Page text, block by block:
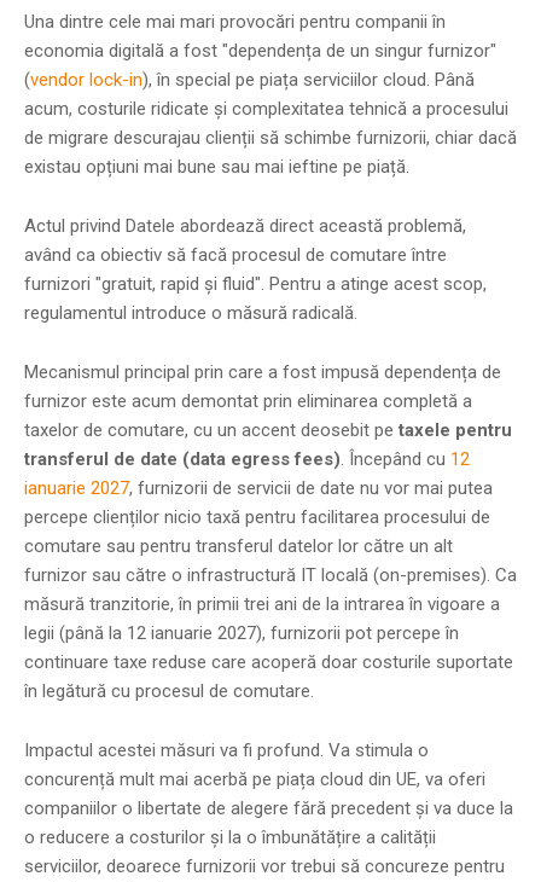
Una dintre cele mai mari provocări pentru companii în
economia digitală a fost "dependența de un singur furnizor"
(vendor lock-in), în special pe piața serviciilor cloud. Până
acum, costurile ridicate și complexitatea tehnică a procesului
de migrare descurajau clienții să schimbe furnizorii, chiar dacă
existau opțiuni mai bune sau mai ieftine pe piață.
Actul privind Datele abordează direct această problemă,
având ca obiectiv să facă procesul de comutare între
furnizori "gratuit, rapid și fluid". Pentru a atinge acest scop,
regulamentul introduce o măsură radicală.
Mecanismul principal prin care a fost impusă dependența de
furnizor este acum demontat prin eliminarea completă a
taxelor de comutare, cu un accent deosebit pe taxele pentru
transferul de date (data egress fees) . Începând cu 12
ianuarie 2027, furnizorii de servicii de date nu vor mai putea
percepe clienților nicio taxă pentru facilitarea procesului de
comutare sau pentru transferul datelor lor către un alt
furnizor sau către o infrastructură IT locală (on-premises). Ca
măsură tranzitorie, în primii trei ani de la intrarea în vigoare a
legii (până la 12 ianuarie 2027), furnizorii pot percepe în
continuare taxe reduse care acoperă doar costurile suportate
în legătură cu procesul de comutare.
Impactul acestei măsuri va fi profund. Va stimula o
concurență mult mai acerbă pe piața cloud din UE, va oferi
companiilor o libertate de alegere fără precedent și va duce la
o reducere a costurilor și la o îmbunătățire a calității
serviciilor, deoarece furnizorii vor trebui să concureze pentru